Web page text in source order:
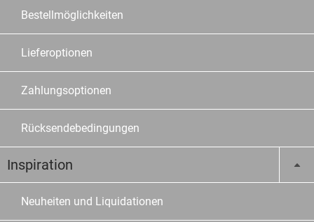
Bestellmöglichkeiten
Lieferoptionen
Zahlungsoptionen
Rücksendebedingungen
Inspiration
Neuheiten und Liquidationen